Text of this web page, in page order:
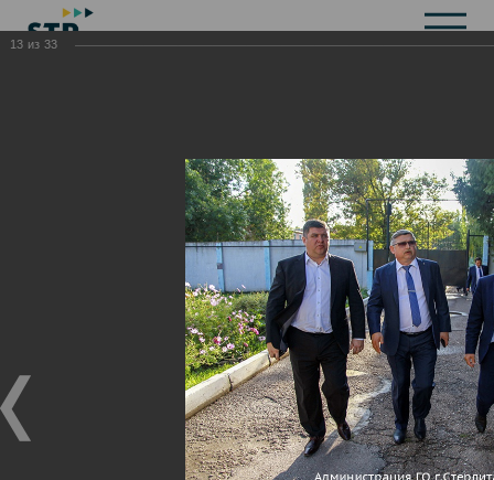
Карта города
Справочная информация
Территориальные органы и представительства
Актуальная информация Открытые данные
Строительство
Жилищно-коммунальное хозяйство
Инвестиционная привлекательность
13 из 33